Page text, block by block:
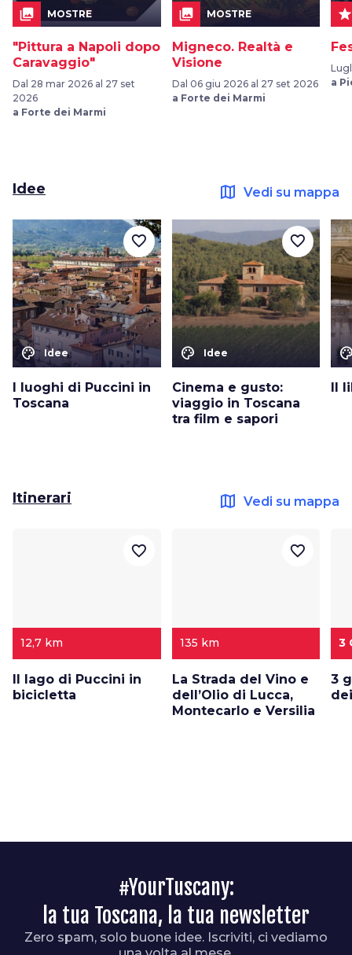
collections MOSTRE
"Pittura a Napoli dopo
Caravaggio"
Dal 28 mar 2026 al 27 set
2026
a Forte dei Marmi
collections MOSTRE
Migneco. Realtà e
Visione
Dal 06 giu 2026 al 27 set 2026
a Forte dei Marmi
a
Idee map Vedi su mappa
color_lens Idee
I luoghi di Puccini in
Toscana
favorite_border
color_lens Idee
Cinema e gusto:
viaggio in Toscana
tra film e sapori
favorite_border
Il
Itinerari map Vedi su mappa
12,7 km
Il lago di Puccini in
bicicletta
favorite_border
135 km
La Strada del Vino e
dell’Olio di Lucca,
Montecarlo e Versilia
favorite_border
3
3
#YourTuscany:
la tua Toscana, la tua newsletter
Zero spam, solo buone idee. Iscriviti, ci vediamo